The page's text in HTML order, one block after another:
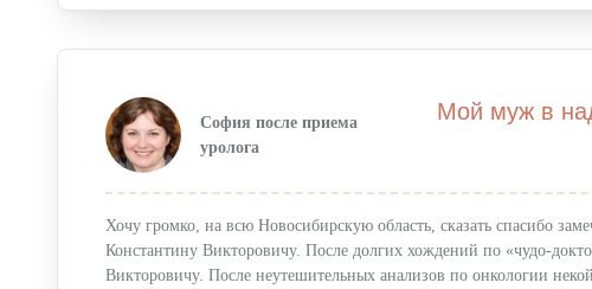
Стационарная гинекология
Ведение беременности
Стоматология
Урология
София после приема
уролога
Мой муж в
Хочу громко, на всю Новосибирскую область, сказать спасибо
Константину Викторовичу. После долгих хождений по «чудо-
Викторовичу. После неутешительных анализов по онкологии